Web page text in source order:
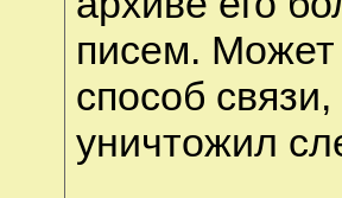
писем.
способ
уничтожил